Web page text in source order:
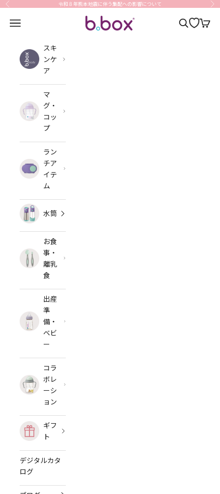
コンテンツへスキップ
前へ 令和８年熊本地震に伴う集配への影響について 次
b.box Japan
メニューを開く 検索を開く
カー
スキ
ンケ
ア
マ
グ・
コッ
プ
ラン
チア
イテ
ム
水筒
お食
事・
離乳
食
出産
準
備・
ベビ
ー
コラ
ボレ
ーシ
ョン
ギフ
ト
デジタルカタ
ログ